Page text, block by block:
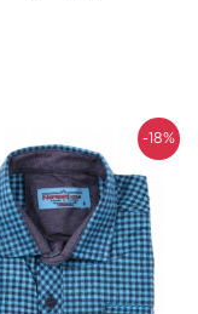
-18%